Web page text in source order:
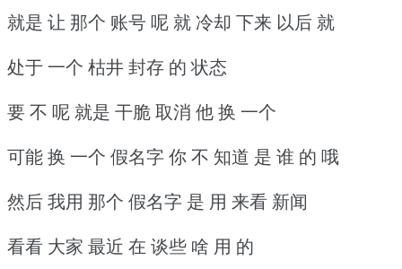
就是 让 那个 账号 呢 就 冷却 下来 以后 就
处于 一个 枯井 封存 的 状态
要 不 呢 就是 干脆 取消 他 换 一个
可能 换 一个 假名字 你 不 知道 是 谁 的 哦
然后 我用 那个 假名字 是 用 来看 新闻
看看 大家 最近 在 谈些 啥 用 的